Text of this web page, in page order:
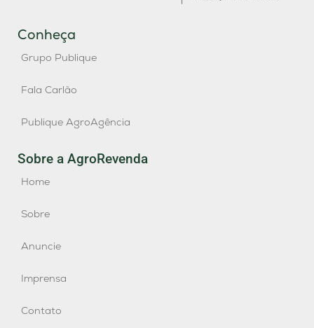
Conheça
Grupo Publique
Fala Carlão
Publique AgroAgência
Sobre a AgroRevenda
Home
Sobre
Anuncie
Imprensa
Contato